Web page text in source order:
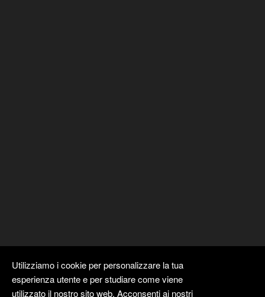
Utilizziamo i cookie per personalizzare la tua
esperienza utente e per studiare come viene
utilizzato il nostro sito web. Acconsenti ai nostri